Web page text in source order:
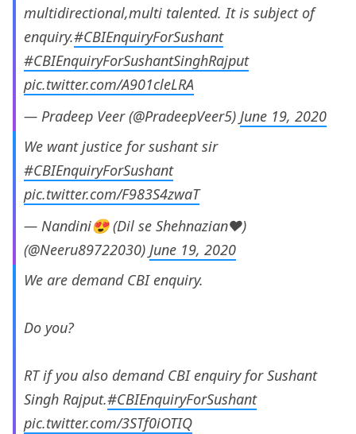
multidirectional,multi talented. It is subject of
enquiry.#CBIEnquiryForSushant
#CBIEnquiryForSushantSinghRajput
pic.twitter.com/A901cleLRA
— Pradeep Veer (@PradeepVeer5) June 19, 2020
We want justice for sushant sir
#CBIEnquiryForSushant
pic.twitter.com/F983S4zwaT
— Nandini😍 (Dil se Shehnazian❤)
(@Neeru89722030) June 19, 2020
We are demand CBI enquiry.
Do you?
RT if you also demand CBI enquiry for Sushant
Singh Rajput.#CBIEnquiryForSushant
pic.twitter.com/3STf0iOTIQ